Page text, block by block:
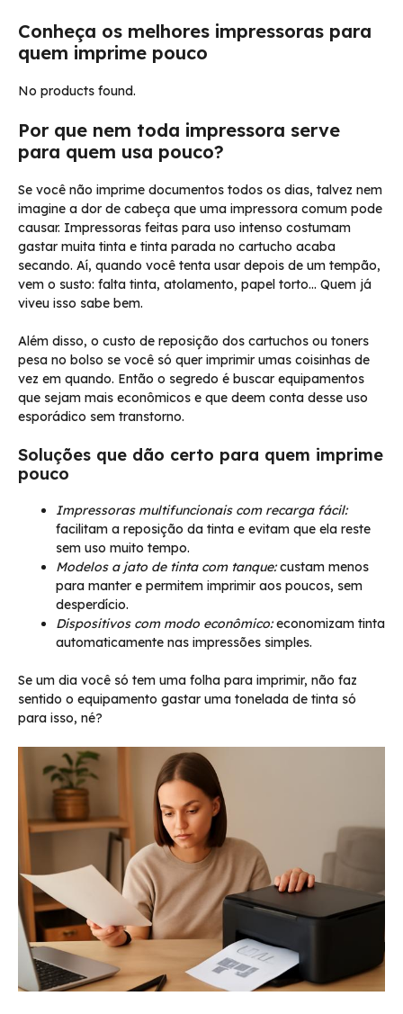
Conheça os melhores impressoras para
quem imprime pouco
No products found.
Por que nem toda impressora serve
para quem usa pouco?
Se você não imprime documentos todos os dias, talvez nem
imagine a dor de cabeça que uma impressora comum pode
causar. Impressoras feitas para uso intenso costumam
gastar muita tinta e tinta parada no cartucho acaba
secando. Aí, quando você tenta usar depois de um tempão,
vem o susto: falta tinta, atolamento, papel torto… Quem já
viveu isso sabe bem.
Além disso, o custo de reposição dos cartuchos ou toners
pesa no bolso se você só quer imprimir umas coisinhas de
vez em quando. Então o segredo é buscar equipamentos
que sejam mais econômicos e que deem conta desse uso
esporádico sem transtorno.
Soluções que dão certo para quem imprime
pouco
Impressoras multifuncionais com recarga fácil:
facilitam a reposição da tinta e evitam que ela reste
sem uso muito tempo.
Modelos a jato de tinta com tanque:custam menos
para manter e permitem imprimir aos poucos, sem
desperdício.
Dispositivos com modo econômico:economizam tinta
automaticamente nas impressões simples.
Se um dia você só tem uma folha para imprimir, não faz
sentido o equipamento gastar uma tonelada de tinta só
para isso, né?